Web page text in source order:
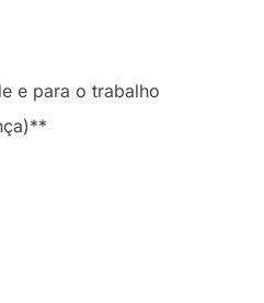
e para o trabalho